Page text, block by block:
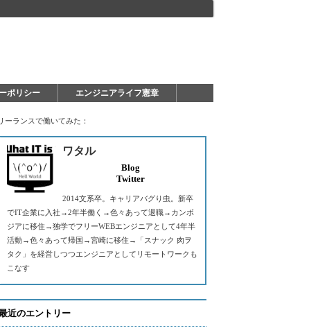
ポリシー エンジニアライフ憲章
ランスで働いてみた：
ワタル
Blog
Twitter
2014文系卒。キャリアバグり虫。新卒
でIT企業に入社→2年半働く→色々あって退職→カンボ
ジアに移住→独学でフリーWEBエンジニアとして4年半
活動→色々あって帰国→宮崎に移住→「スナック 肉ヲ
タク」を経営しつつエンジニアとしてリモートワークも
こなす
近のエントリー